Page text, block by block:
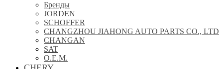
Бренды
JORDEN
SCHOFFER
CHANGZHOU JIAHONG AUTO PARTS CO., LTD
CHANGAN
SAT
O.E.M.